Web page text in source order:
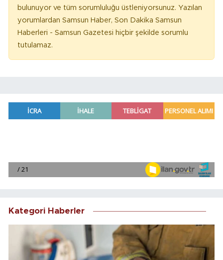
bulunuyor ve tüm sorumluluğu üstleniyorsunuz. Yazılan
yorumlardan Samsun Haber, Son Dakika Samsun
Haberleri - Samsun Gazetesi hiçbir şekilde sorumlu
tutulamaz.
Kategori Haberler